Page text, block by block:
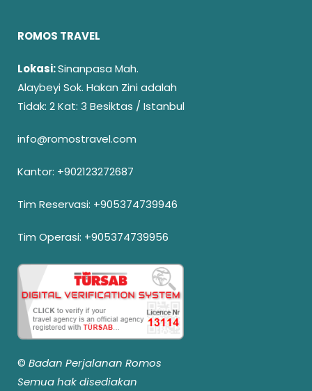
ROMOS TRAVEL
Lokasi:Sinanpasa Mah.
Alaybeyi Sok. Hakan Zini adalah
Tidak: 2 Kat: 3 Besiktas / Istanbul
info@romostravel.com
Kantor: +902123272687
Tim Reservasi: +905374739946
Tim Operasi: +905374739956
© Badan Perjalanan Romos
Semua hak disediakan